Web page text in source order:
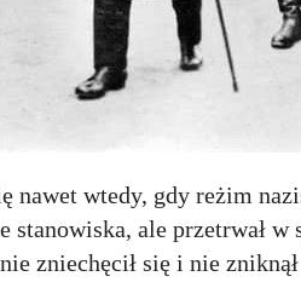
nawet wtedy, gdy reżim
stanowiska, ale przetrwał
zniechęcił się i nie